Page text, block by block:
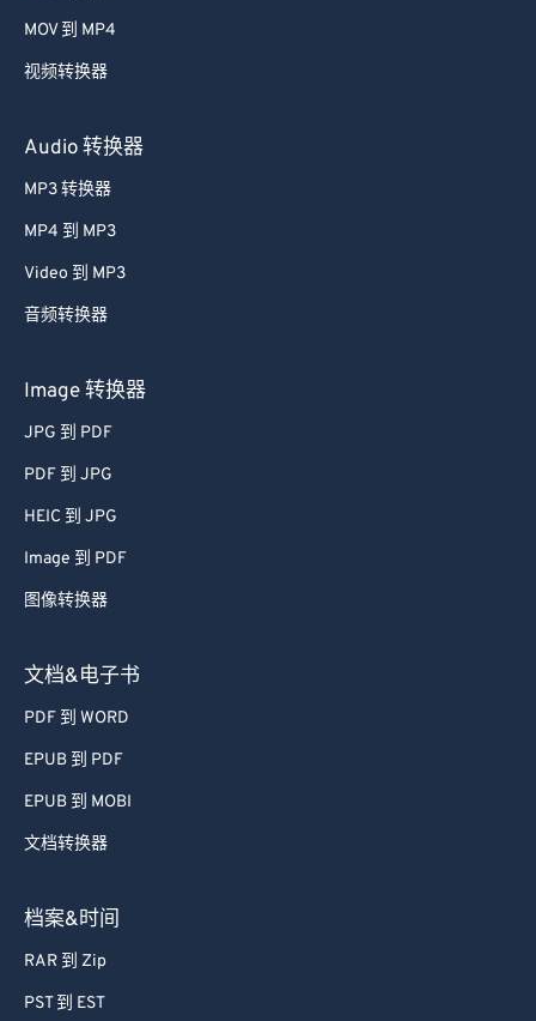
MOV 到 MP4
视频转换器
Audio 转换器
MP3 转换器
MP4 到 MP3
Video 到 MP3
音频转换器
Image 转换器
JPG 到 PDF
PDF 到 JPG
HEIC 到 JPG
Image 到 PDF
图像转换器
文档&电子书
PDF 到 WORD
EPUB 到 PDF
EPUB 到 MOBI
文档转换器
档案&时间
RAR 到 Zip
PST 到 EST